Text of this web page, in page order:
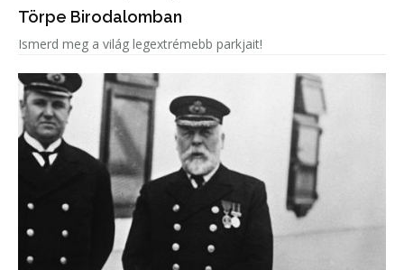
Törpe Birodalomban
Ismerd meg a világ legextrémebb parkjait!